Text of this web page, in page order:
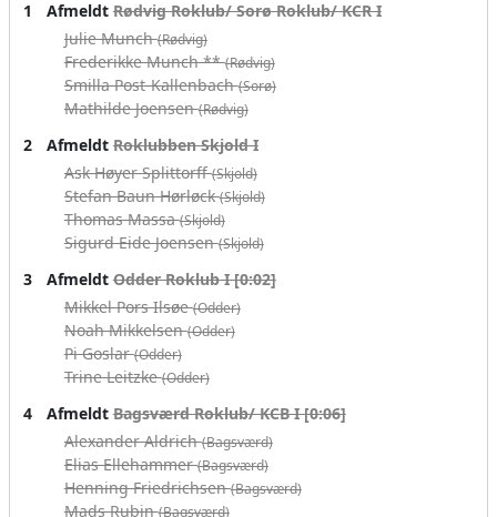
1 AfmeldtRødvig Roklub/ Sorø Roklub/ KCR I
Julie Munch(Rødvig)
Frederikke Munch **(Rødvig)
Smilla Post-Kallenbach(Sorø)
Mathilde Joensen(Rødvig)
2 AfmeldtRoklubben Skjold I
Ask Høyer Splittorff(Skjold)
Stefan Baun Hørløck(Skjold)
Thomas Massa(Skjold)
Sigurd Eide Joensen(Skjold)
3 AfmeldtOdder Roklub I [0:02]
Mikkel Pors Ilsøe(Odder)
Noah Mikkelsen(Odder)
Pi Goslar(Odder)
Trine Leitzke(Odder)
4 AfmeldtBagsværd Roklub/ KCB I [0:06]
Alexander Aldrich(Bagsværd)
Elias Ellehammer(Bagsværd)
Henning Friedrichsen(Bagsværd)
Mads Rubin(Bagsværd)